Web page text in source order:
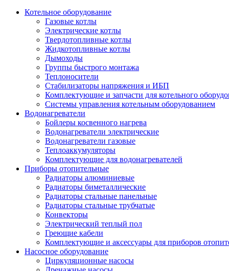
Котельное оборудование
Газовые котлы
Электрические котлы
Твердотопливные котлы
Жидкотопливные котлы
Дымоходы
Группы быстрого монтажа
Теплоносители
Стабилизаторы напряжения и ИБП
Комплектующие и запчасти для котельного
Системы управления котельным оборудованием
Водонагреватели
Бойлеры косвенного нагрева
Водонагреватели электрические
Водонагреватели газовые
Теплоаккумуляторы
Комплектующие для водонагревателей
Приборы отопительные
Радиаторы алюминиевые
Радиаторы биметаллические
Радиаторы стальные панельные
Радиаторы стальные трубчатые
Конвекторы
Электрический теплый пол
Греющие кабели
Комплектующие и аксессуары для приборов
Насосное оборудование
Циркуляционные насосы